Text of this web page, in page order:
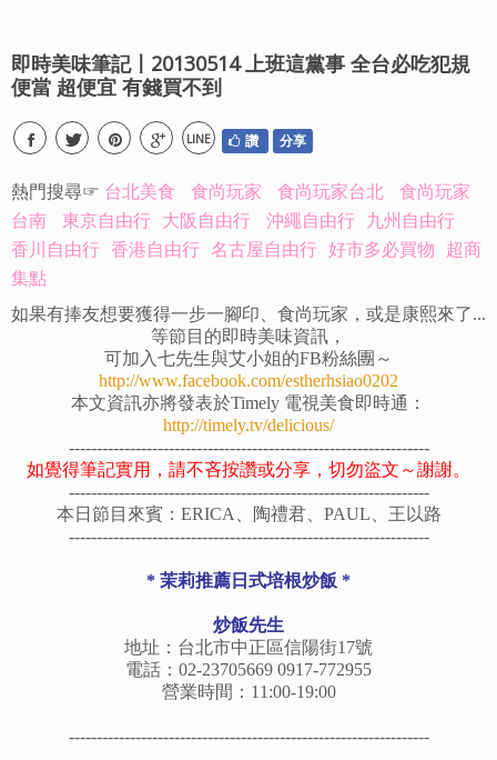
即時美味筆記〡20130514 上班這黨事 全台必吃犯規
便當 超便宜 有錢買不到
LINE 讚 分享
熱門搜尋☞ 台北美食 食尚玩家 食尚玩家台北
食尚玩家
台南
東京自由行 大阪自由行 沖繩自由行 九州自由行
香川自由行 香港自由行 名古屋自由行 好市多必買物 超商
集點
如果有捧友想要獲得一步一腳印、食尚玩家，或是康熙來了...
等節目的即時美味資訊，
可加入七先生與艾小姐的FB粉絲團～
http://www.facebook.com/estherhsiao0202
本文資訊亦將發表於Timely 電視美食即時通：
http://timely.tv/delicious/
-----------------------------------------------------------------
如覺得筆記實用，請不吝按讚或分享，切勿盜文～謝謝。
-----------------------------------------------------------------
本日節目來賓：ERICA、陶禮君、PAUL、王以路
-----------------------------------------------------------------
* 茉莉推薦日式培根炒飯 *
炒飯先生
地址：台北市中正區信陽街17號
電話：02-23705669 0917-772955
營業時間：11:00-19:00
-----------------------------------------------------------------